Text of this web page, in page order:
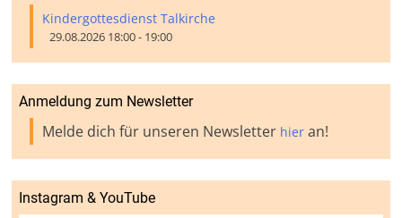
Kindergottesdienst Talkirche
29.08.2026 18:00 - 19:00
Anmeldung zum Newsletter
Melde dich für unseren Newsletter hier an!
Instagram & YouTube